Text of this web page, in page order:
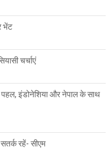
भेंट
चर्चाएं
इंडोनेशिया और नेपाल के साथ
रहें- सीएम